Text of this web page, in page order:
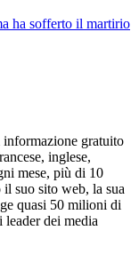
ha sofferto il martirio
gratuito
inglese,
mese, più di 10
suo sito web, la sua
quasi 50 milioni di
dei media